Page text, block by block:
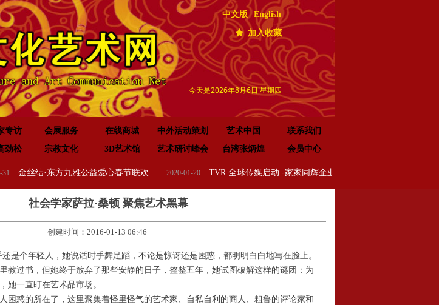
끄 加入收藏
中文版 English
今天是2026年8月6日 星期四
专访 会展服务 在线商城 中外活动策划 艺术中国
联系我们
劲松 宗教文化 3D艺术馆 艺术研讨峰会 台湾张炳煌 会员中心
2020-01-20
金丝结·东方九雅公益爱心春节联欢晚会隆重举行 TVR 全球传媒启动 -家家同辉企业集团成立 新闻发布会在浙江.乌镇隆重举行
是个年轻人，她说话时手舞足蹈，不论是惊讶还是困惑，都明明白白地写在脸上。
过书，但她终于放弃了那些安静的日子，整整五年，她试图破解这样的谜团：为
她一直盯在艺术品市场。
惑的所在了，这里聚集着怪里怪气的艺术家、自私自利的商人、粗鲁的评论家和
社会学家萨拉·桑顿 聚焦艺术黑幕
创建时间： 2016-01-13 06:46